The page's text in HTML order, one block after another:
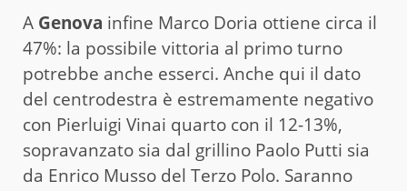
A Genova infine Marco Doria ottiene circa il
47%: la possibile vittoria al primo turno
potrebbe anche esserci. Anche qui il dato
del centrodestra è estremamente negativo
con Pierluigi Vinai quarto con il 12-13%,
sopravanzato sia dal grillino Paolo Putti sia
da Enrico Musso del Terzo Polo. Saranno